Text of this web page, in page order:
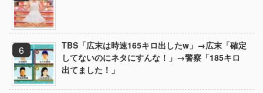
TBS「広末は時速165キロ出したw」→広末「確定
してないのにネタにすんな！」→警察「185キロ
出てました！」